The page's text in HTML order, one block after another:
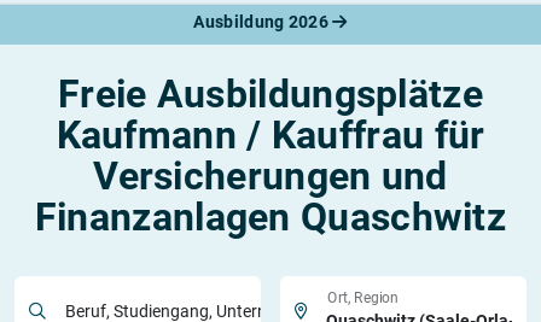
Ausbildung 2026
Freie Ausbildungsplätze
Kaufmann / Kauffrau für
Versicherungen und
Finanzanlagen Quaschwitz
Beruf, Studiengang, Unternehmen
Ort, Region